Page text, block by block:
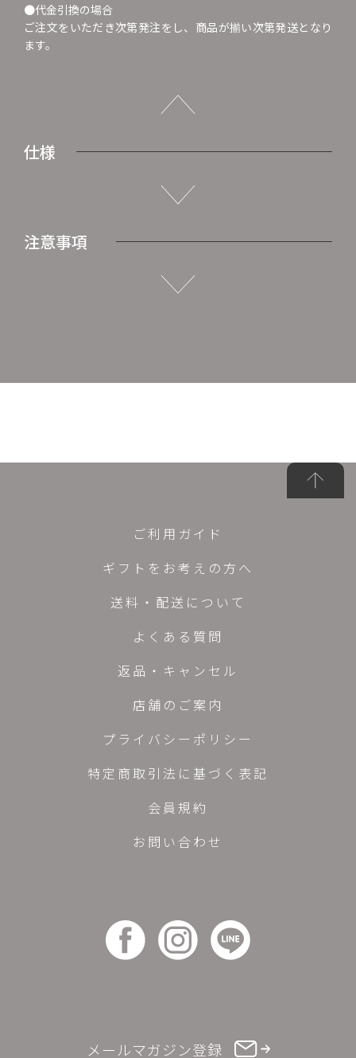
●代金引換の場合
ご注文をいただき次第発注をし、商品が揃い次第発送となり
ます。
仕様
注意事項
メールマガジン登録
ご利用ガイド
ギフトをお考えの方へ
送料・配送について
よくある質問
返品・キャンセル
店舗のご案内
プライバシーポリシー
特定商取引法に基づく表記
会員規約
お問い合わせ